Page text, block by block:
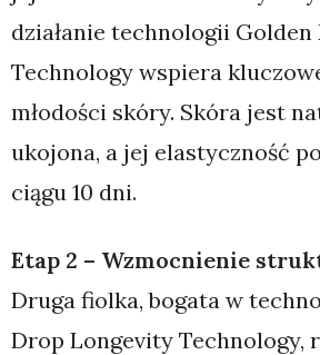
działanie technologii
Technology wspiera
młodości skóry. Skóra jest
ukojona, a jej elastyczność
ciągu 10 dni.
Etap 2 – Wzmocnienie
Druga fiolka, bogata w
Drop Longevity Technology,